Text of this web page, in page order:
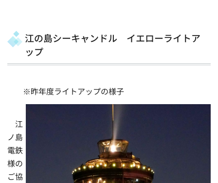
江の島シーキャンドル イエローライトア
ップ
※昨年度ライトアップの様子
江
ノ島
電鉄
様の
ご協